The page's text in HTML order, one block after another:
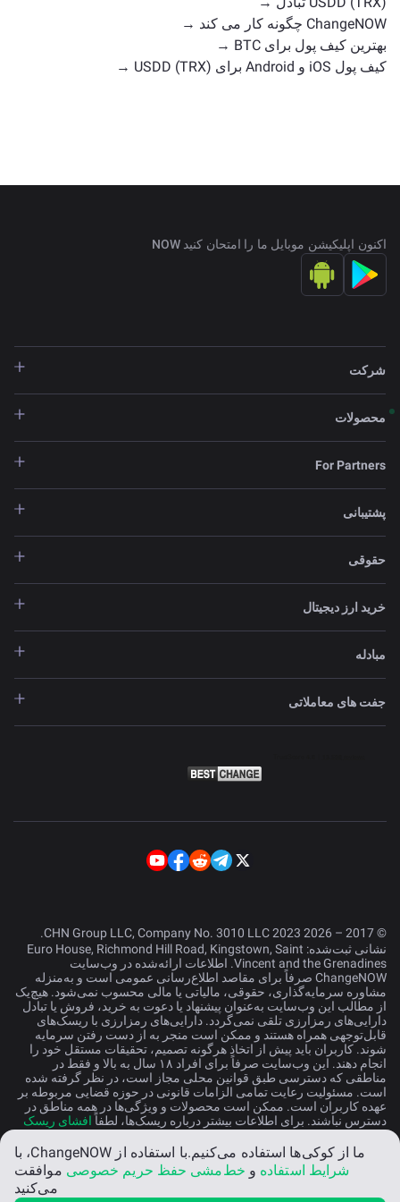
ChangeNOW چگونه کار می کند →
بهترین کیف پول برای BTC →
کیف پول iOS و Android برای USDD (TRX) →
اکنون اپلیکیشن موبایل ما را امتحان کنید NOW
شرکت
محصولات
For Partners
پشتیبانی
حقوقی
خرید ارز دیجیتال
مبادله
جفت های معاملاتی
© 2017 – 2026 CHN Group LLC, Company No. 3010 LLC 2023.
نشانی ثبت‌شده: Euro House, Richmond Hill Road, Kingstown, Saint
Vincent and the Grenadines. اطلاعات ارائه‌شده در وب‌سایت
ChangeNOW صرفاً برای مقاصد اطلاع‌رسانی عمومی است و به‌منزله
مشاوره سرمایه‌گذاری، حقوقی، مالیاتی یا مالی محسوب نمی‌شود. هیچ‌یک
از مطالب این وب‌سایت به‌عنوان پیشنهاد یا دعوت به خرید، فروش یا تبادل
دارایی‌های رمزارزی تلقی نمی‌گردد. دارایی‌های رمزارزی با ریسک‌های
قابل‌توجهی همراه هستند و ممکن است منجر به از دست رفتن سرمایه
شوند. کاربران باید پیش از اتخاذ هرگونه تصمیم، تحقیقات مستقل خود را
انجام دهند. این وب‌سایت صرفاً برای افراد ۱۸ سال به بالا و فقط در
مناطقی که دسترسی طبق قوانین محلی مجاز است، در نظر گرفته شده
است. مسئولیت رعایت تمامی الزامات قانونی در حوزه قضایی مربوطه بر
عهده کاربران است. ممکن است محصولات و ویژگی‌ها در همه مناطق در
دسترس نباشند. برای اطلاعات بیشتر درباره ریسک‌ها، لطفاً افشای ریسک
فارسی
ما از کوکی‌ها استفاده می‌کنیم.با استفاده از ChangeNOW، با
شرایط استفاده و خط‌مشی حفظ حریم خصوصی موافقت
می‌کنید